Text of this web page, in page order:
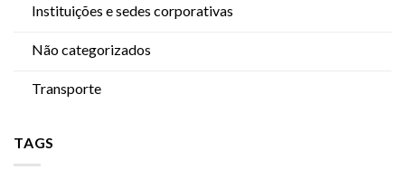
Instituições e sedes corporativas
Não categorizados
Transporte
TAGS